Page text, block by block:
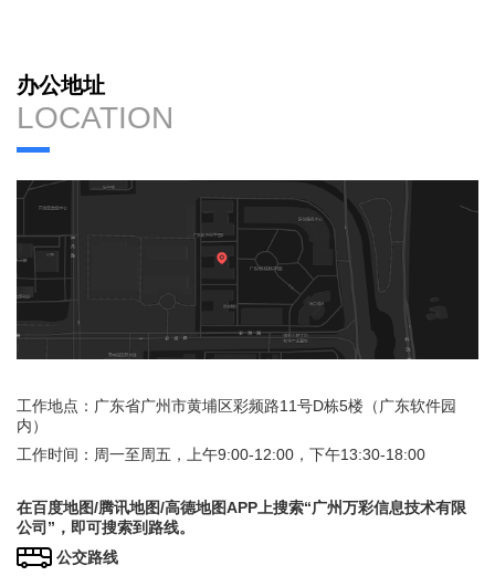
办公地址
LOCATION
工作地点：广东省广州市黄埔区彩频路11号D栋5楼（广东软件园
内）
工作时间：周一至周五，上午9:00-12:00，下午13:30-18:00
在百度地图/腾讯地图/高德地图APP上搜索“广州万彩信息技术有限
公司”，即可搜索到路线。
公交路线